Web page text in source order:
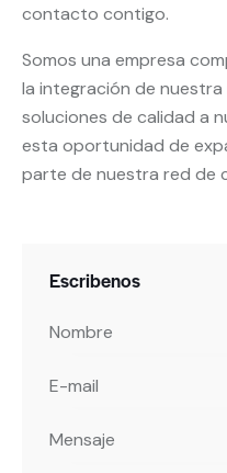
contacto contigo.
Somos una empresa
la integración de
soluciones de calidad a
esta oportunidad de
parte de nuestra red de
Escribenos